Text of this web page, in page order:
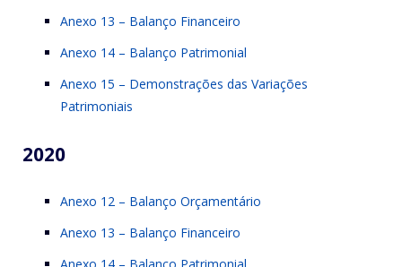
Anexo 13 – Balanço Financeiro
Anexo 14 – Balanço Patrimonial
Anexo 15 – Demonstrações das Variações
Patrimoniais
2020
Anexo 12 – Balanço Orçamentário
Anexo 13 – Balanço Financeiro